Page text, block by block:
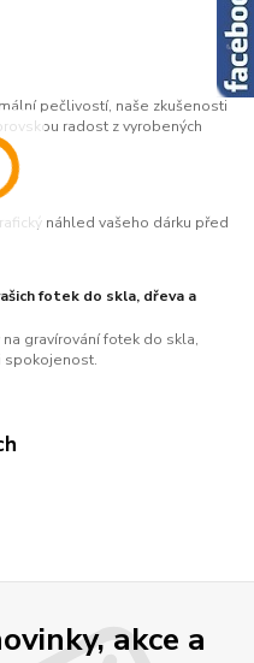
pečlivostí, naše zkušenosti
radost z vyrobených
náhled vašeho dárku před
fotek do skla, dřeva a
gravírování fotek do skla,
spokojenost.
akce a